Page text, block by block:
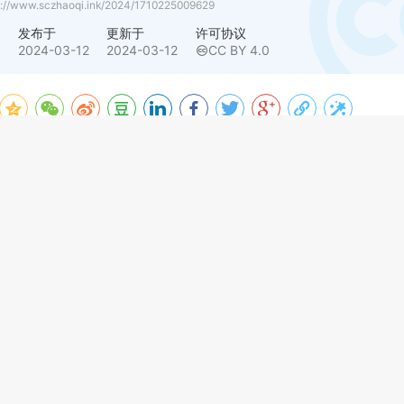
www.sczhaoqi.ink/2024/1710225009629
发布于
2024-03-12
更新于
2024-03-12
许可协议
CC BY 4.0